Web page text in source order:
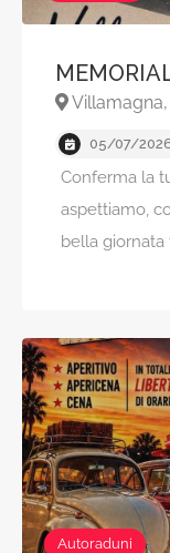
Villamagna,
05/07/
Conferma la
aspettiamo,
bella
Autoraduni